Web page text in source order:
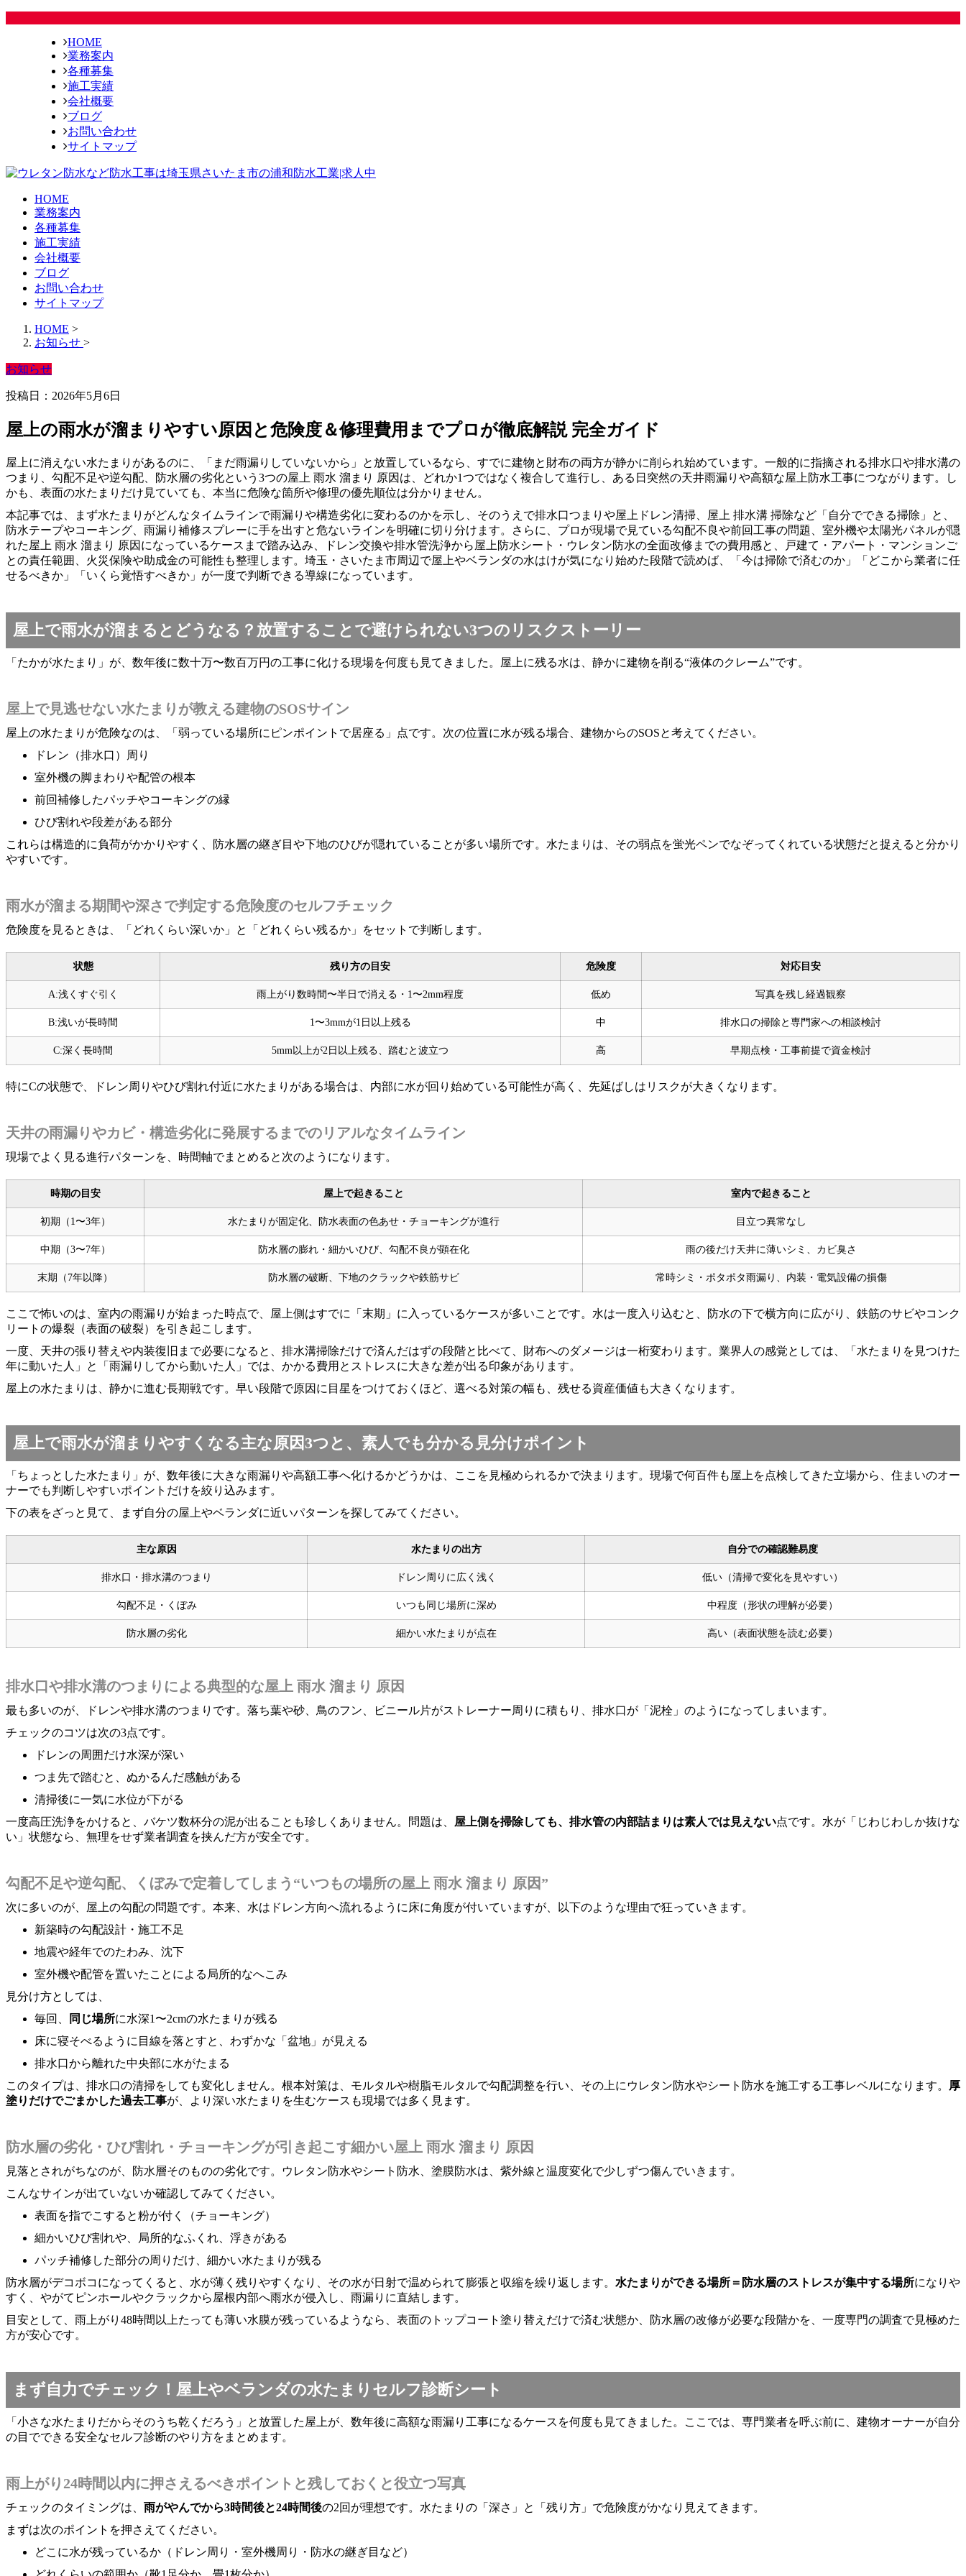
HOME
業務案内
各種募集
施工実績
会社概要
ブログ
お問い合わせ
サイトマップ
HOME
業務案内
各種募集
施工実績
会社概要
ブログ
お問い合わせ
サイトマップ
HOME >
お知らせ >
お知らせ
投稿日：2026年5月6日
屋上の雨水が溜まりやすい原因と危険度＆修理費用までプロが徹底解説 完全ガイド
屋上に消えない水たまりがあるのに、「まだ雨漏りしていないから」と放置しているなら、すでに建物と財布の両方が静かに削られ始めています。一般的に指摘される排水口や排水溝の
つまり、勾配不足や逆勾配、防水層の劣化という3つの屋上 雨水 溜まり 原因は、どれか1つではなく複合して進行し、ある日突然の天井雨漏りや高額な屋上防水工事につながります。し
かも、表面の水たまりだけ見ていても、本当に危険な箇所や修理の優先順位は分かりません。
本記事では、まず水たまりがどんなタイムラインで雨漏りや構造劣化に変わるのかを示し、そのうえで排水口つまりや屋上ドレン清掃、屋上 排水溝 掃除など「自分でできる掃除」と、
防水テープやコーキング、雨漏り補修スプレーに手を出すと危ないラインを明確に切り分けます。さらに、プロが現場で見ている勾配不良や前回工事の問題、室外機や太陽光パネルが隠
れた屋上 雨水 溜まり 原因になっているケースまで踏み込み、ドレン交換や排水管洗浄から屋上防水シート・ウレタン防水の全面改修までの費用感と、戸建て・アパート・マンションご
との責任範囲、火災保険や助成金の可能性も整理します。埼玉・さいたま市周辺で屋上やベランダの水はけが気になり始めた段階で読めば、「今は掃除で済むのか」「どこから業者に任
せるべきか」「いくら覚悟すべきか」が一度で判断できる導線になっています。
屋上で雨水が溜まるとどうなる？放置することで避けられない3つのリスクストーリー
「たかが水たまり」が、数年後に数十万〜数百万円の工事に化ける現場を何度も見てきました。屋上に残る水は、静かに建物を削る“液体のクレーム”です。
屋上で見逃せない水たまりが教える建物のSOSサイン
屋上の水たまりが危険なのは、「弱っている場所にピンポイントで居座る」点です。次の位置に水が残る場合、建物からのSOSと考えてください。
ドレン（排水口）周り
室外機の脚まわりや配管の根本
前回補修したパッチやコーキングの縁
ひび割れや段差がある部分
これらは構造的に負荷がかかりやすく、防水層の継ぎ目や下地のひびが隠れていることが多い場所です。水たまりは、その弱点を蛍光ペンでなぞってくれている状態だと捉えると分かり
やすいです。
雨水が溜まる期間や深さで判定する危険度のセルフチェック
危険度を見るときは、「どれくらい深いか」と「どれくらい残るか」をセットで判断します。
状態 残り方の目安 危険度 対応目安
A:浅くすぐ引く 雨上がり数時間〜半日で消える・1〜2mm程度 低め 写真を残し経過観察
B:浅いが長時間 1〜3mmが1日以上残る 中 排水口の掃除と専門家への相談検討
C:深く長時間 5mm以上が2日以上残る、踏むと波立つ 高 早期点検・工事前提で資金検討
特にCの状態で、ドレン周りやひび割れ付近に水たまりがある場合は、内部に水が回り始めている可能性が高く、先延ばしはリスクが大きくなります。
天井の雨漏りやカビ・構造劣化に発展するまでのリアルなタイムライン
現場でよく見る進行パターンを、時間軸でまとめると次のようになります。
時期の目安 屋上で起きること 室内で起きること
初期（1〜3年） 水たまりが固定化、防水表面の色あせ・チョーキングが進行 目立つ異常なし
中期（3〜7年） 防水層の膨れ・細かいひび、勾配不良が顕在化 雨の後だけ天井に薄いシミ、カビ臭さ
末期（7年以降） 防水層の破断、下地のクラックや鉄筋サビ 常時シミ・ポタポタ雨漏り、内装・電気設備の損傷
ここで怖いのは、室内の雨漏りが始まった時点で、屋上側はすでに「末期」に入っているケースが多いことです。水は一度入り込むと、防水の下で横方向に広がり、鉄筋のサビやコンク
リートの爆裂（表面の破裂）を引き起こします。
一度、天井の張り替えや内装復旧まで必要になると、排水溝掃除だけで済んだはずの段階と比べて、財布へのダメージは一桁変わります。業界人の感覚としては、「水たまりを見つけた
年に動いた人」と「雨漏りしてから動いた人」では、かかる費用とストレスに大きな差が出る印象があります。
屋上の水たまりは、静かに進む長期戦です。早い段階で原因に目星をつけておくほど、選べる対策の幅も、残せる資産価値も大きくなります。
屋上で雨水が溜まりやすくなる主な原因3つと、素人でも分かる見分けポイント
「ちょっとした水たまり」が、数年後に大きな雨漏りや高額工事へ化けるかどうかは、ここを見極められるかで決まります。現場で何百件も屋上を点検してきた立場から、住まいのオー
ナーでも判断しやすいポイントだけを絞り込みます。
下の表をざっと見て、まず自分の屋上やベランダに近いパターンを探してみてください。
主な原因 水たまりの出方 自分での確認難易度
排水口・排水溝のつまり ドレン周りに広く浅く 低い（清掃で変化を見やすい）
勾配不足・くぼみ いつも同じ場所に深め 中程度（形状の理解が必要）
防水層の劣化 細かい水たまりが点在 高い（表面状態を読む必要）
排水口や排水溝のつまりによる典型的な屋上 雨水 溜まり 原因
最も多いのが、ドレンや排水溝のつまりです。落ち葉や砂、鳥のフン、ビニール片がストレーナー周りに積もり、排水口が「泥栓」のようになってしまいます。
チェックのコツは次の3点です。
ドレンの周囲だけ水深が深い
つま先で踏むと、ぬかるんだ感触がある
清掃後に一気に水位が下がる
一度高圧洗浄をかけると、バケツ数杯分の泥が出ることも珍しくありません。問題は、 屋上側を掃除しても、排水管の内部詰まりは素人では見えない点です。水が「じわじわしか抜けな
い」状態なら、無理をせず業者調査を挟んだ方が安全です。
勾配不足や逆勾配、くぼみで定着してしまう“いつもの場所の屋上 雨水 溜まり 原因”
次に多いのが、屋上の勾配の問題です。本来、水はドレン方向へ流れるように床に角度が付いていますが、以下のような理由で狂っていきます。
新築時の勾配設計・施工不足
地震や経年でのたわみ、沈下
室外機や配管を置いたことによる局所的なへこみ
見分け方としては、
毎回、
同じ場所に水深1〜2cmの水たまりが残る
床に寝そべるように目線を落とすと、わずかな「盆地」が見える
排水口から離れた中央部に水がたまる
このタイプは、排水口の清掃をしても変化しません。根本対策は、モルタルや樹脂モルタルで勾配調整を行い、その上にウレタン防水やシート防水を施工する工事レベルになります。 厚
塗りだけでごまかした過去工事が、より深い水たまりを生むケースも現場では多く見ます。
防水層の劣化・ひび割れ・チョーキングが引き起こす細かい屋上 雨水 溜まり 原因
見落とされがちなのが、防水層そのものの劣化です。ウレタン防水やシート防水、塗膜防水は、紫外線と温度変化で少しずつ傷んでいきます。
こんなサインが出ていないか確認してみてください。
表面を指でこすると粉が付く（チョーキング）
細かいひび割れや、局所的なふくれ、浮きがある
パッチ補修した部分の周りだけ、細かい水たまりが残る
防水層がデコボコになってくると、水が薄く残りやすくなり、その水が日射で温められて膨張と収縮を繰り返します。 水たまりができる場所＝防水層のストレスが集中する場所になりや
すく、やがてピンホールやクラックから屋根内部へ雨水が侵入し、雨漏りに直結します。
目安として、雨上がり48時間以上たっても薄い水膜が残っているようなら、表面のトップコート塗り替えだけで済む状態か、防水層の改修が必要な段階かを、一度専門の調査で見極めた
方が安心です。
まず自力でチェック！屋上やベランダの水たまりセルフ診断シート
「小さな水たまりだからそのうち乾くだろう」と放置した屋上が、数年後に高額な雨漏り工事になるケースを何度も見てきました。ここでは、専門業者を呼ぶ前に、建物オーナーが自分
の目でできる安全なセルフ診断のやり方をまとめます。
雨上がり24時間以内に押さえるべきポイントと残しておくと役立つ写真
チェックのタイミングは、 雨がやんでから3時間後と24時間後の2回が理想です。水たまりの「深さ」と「残り方」で危険度がかなり見えてきます。
まずは次のポイントを押さえてください。
どこに水が残っているか（ドレン周り・室外機周り・防水の継ぎ目など）